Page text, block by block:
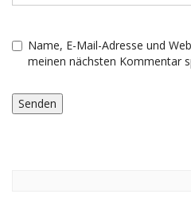
Name, E-Mail-Adresse und
meinen nächsten Kommentar